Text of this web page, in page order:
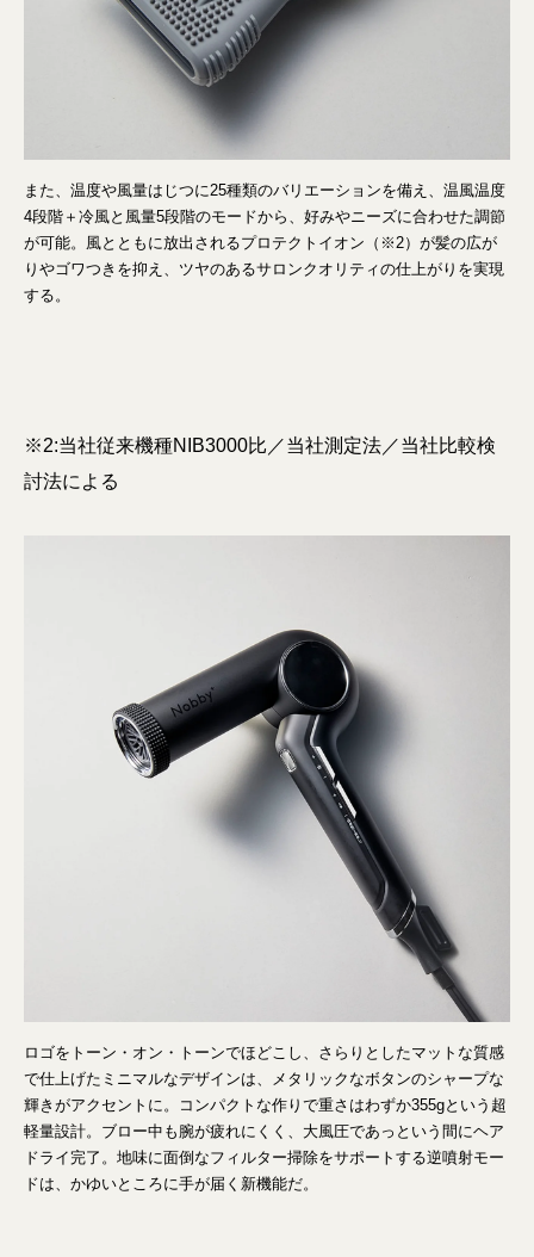
また、温度や風量はじつに25種類のバリエーションを備え、温風温度
4段階＋冷風と風量5段階のモードから、好みやニーズに合わせた調節
が可能。風とともに放出されるプロテクトイオン（※2）が髪の広が
りやゴワつきを抑え、ツヤのあるサロンクオリティの仕上がりを実現
する。
※2:当社従来機種NIB3000比／当社測定法／当社比較検
討法による
ロゴをトーン・オン・トーンでほどこし、さらりとしたマットな質感
で仕上げたミニマルなデザインは、メタリックなボタンのシャープな
輝きがアクセントに。コンパクトな作りで重さはわずか355gという超
軽量設計。ブロー中も腕が疲れにくく、大風圧であっという間にヘア
ドライ完了。地味に面倒なフィルター掃除をサポートする逆噴射モー
ドは、かゆいところに手が届く新機能だ。